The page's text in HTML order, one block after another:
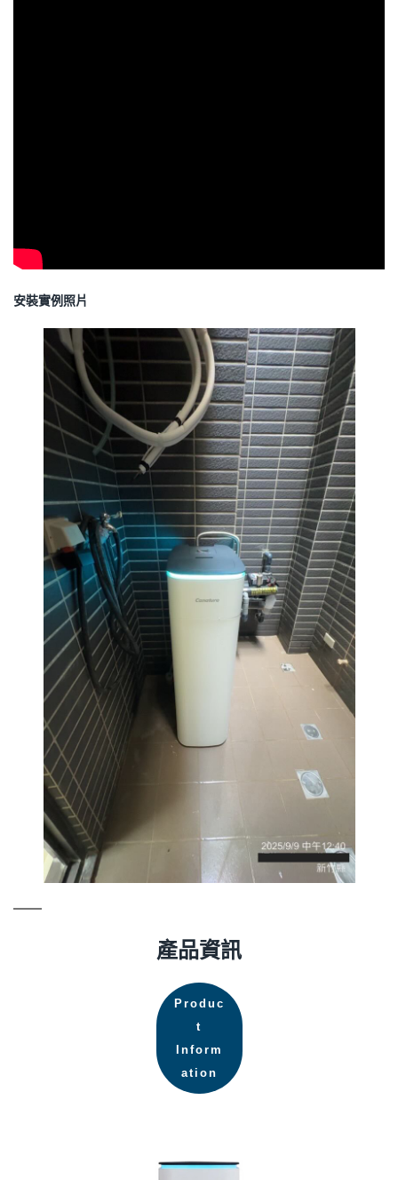
安裝實例照片
產品資訊
Produc
t
Inform
ation